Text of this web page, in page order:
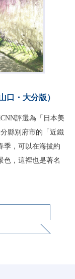
口・大分版）
評選為「日本美
縣別府市的「近鐵
季，可以在海拔約
色，這裡也是著名